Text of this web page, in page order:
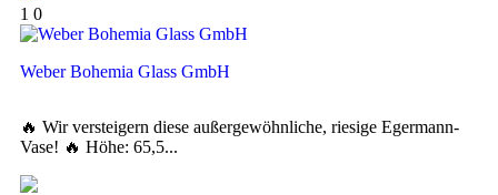
1 0
Weber Bohemia Glass GmbH
🔥 Wir versteigern diese außergewöhnliche, riesige Egermann-
Vase! 🔥 Höhe: 65,5...